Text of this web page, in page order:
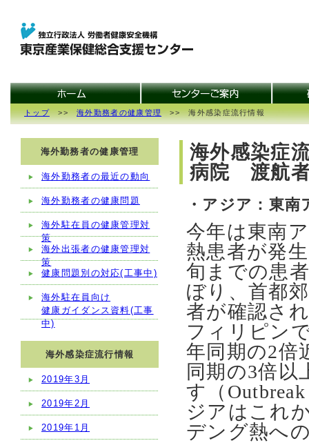
トップ>>海外勤務者の健康管理>> 海外感染症流行情報
海外勤務者の健康管理
海外勤務者の最近の動向
海外勤務者の健康問題
海外駐在員の健康管理対
策
海外出張者の健康管理対
策
健康問題別の対応(工事中)
海外駐在員向け
健康ガイダンス資料(工事
中)
海外感染症流行情報
2019年3月
2019年2月
2019年1月
海外感染症
病院 渡航
・アジア：東
今年は東南
熱患者が発
旬までの患
ぼり、首都
者が確認さ
フィリピン
年同期の2倍
同期の3倍以
す（
ジアはこれ
デング熱へ